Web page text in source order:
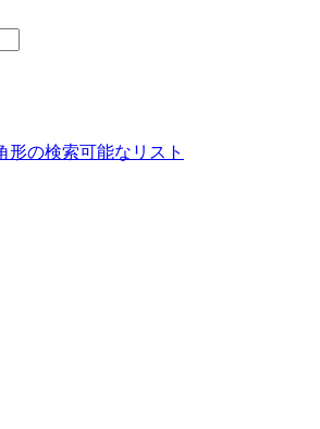
形の検索可能なリスト